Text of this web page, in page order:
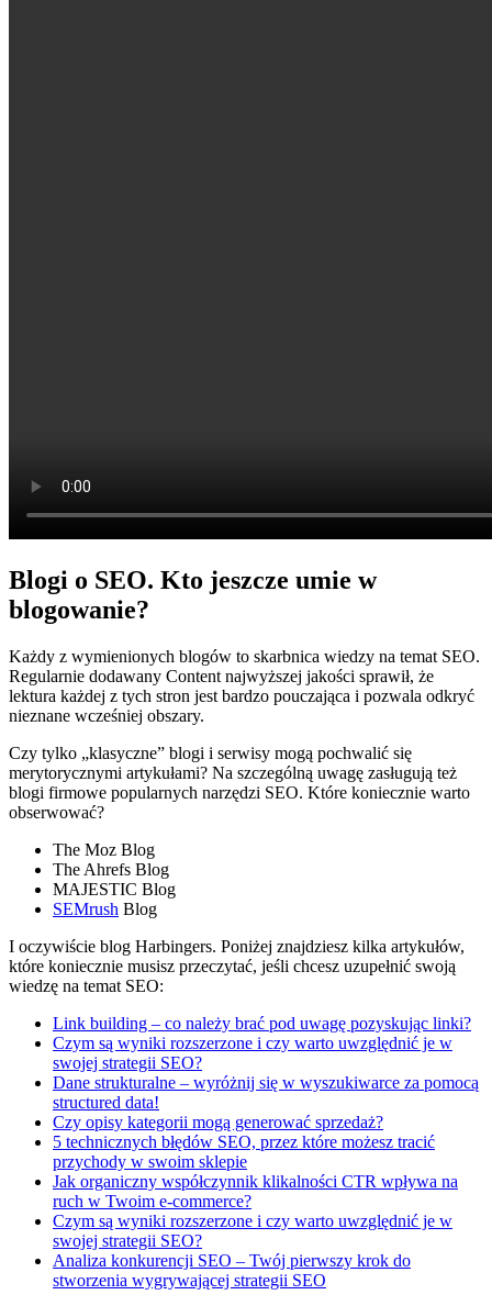
Blogi o SEO. Kto jeszcze umie w
blogowanie?
Każdy z wymienionych blogów to skarbnica wiedzy na temat SEO.
Regularnie dodawany Content najwyższej jakości sprawił, że
lektura każdej z tych stron jest bardzo pouczająca i pozwala odkryć
nieznane wcześniej obszary.
Czy tylko „klasyczne” blogi i serwisy mogą pochwalić się
merytorycznymi artykułami? Na szczególną uwagę zasługują też
blogi firmowe popularnych narzędzi SEO. Które koniecznie warto
obserwować?
The Moz Blog
The Ahrefs Blog
MAJESTIC Blog
SEMrush Blog
I oczywiście blog Harbingers. Poniżej znajdziesz kilka artykułów,
które koniecznie musisz przeczytać, jeśli chcesz uzupełnić swoją
wiedzę na temat SEO:
Link building – co należy brać pod uwagę pozyskując linki?
Czym są wyniki rozszerzone i czy warto uwzględnić je w
swojej strategii SEO?
Dane strukturalne – wyróżnij się w wyszukiwarce za pomocą
structured data!
Czy opisy kategorii mogą generować sprzedaż?
5 technicznych błędów SEO, przez które możesz tracić
przychody w swoim sklepie
Jak organiczny współczynnik klikalności CTR wpływa na
ruch w Twoim e-commerce?
Czym są wyniki rozszerzone i czy warto uwzględnić je w
swojej strategii SEO?
Analiza konkurencji SEO – Twój pierwszy krok do
stworzenia wygrywającej strategii SEO